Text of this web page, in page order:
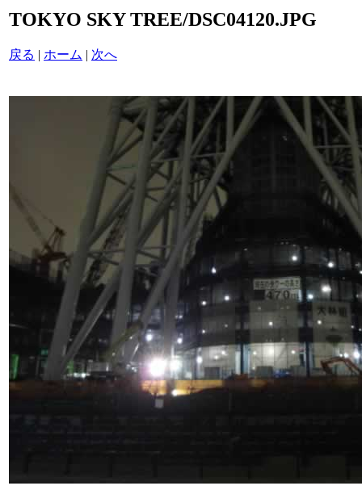
TOKYO SKY TREE/DSC04120.JPG
戻る | ホーム | 次へ